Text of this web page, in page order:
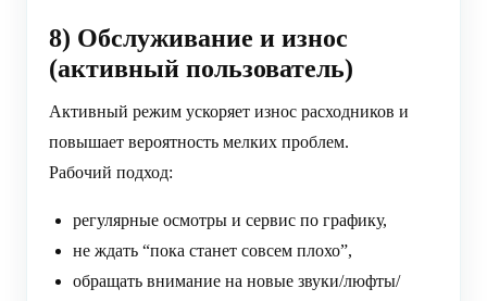
8) Обслуживание и износ
(активный пользователь)
Активный режим ускоряет износ расходников и
повышает вероятность мелких проблем.
Рабочий подход:
регулярные осмотры и сервис по графику,
не ждать “пока станет совсем плохо”,
обращать внимание на новые звуки/люфты/